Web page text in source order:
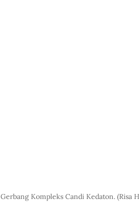
Gerbang Kompleks Candi Kedaton. (Risa